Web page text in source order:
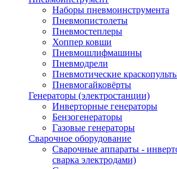
Наборы пневмоинструмента
Пневмопистолеты
Пневмостеплеры
Хоппер ковши
Пневмошлифмашины
Пневмодрели
Пневмотические
Пневмогайковёрты
Генераторы (электростанции)
Инверторные генераторы
Бензогенераторы
Газовые генераторы
Сварочное оборудование
Сварочные аппараты -
сварка электродами)